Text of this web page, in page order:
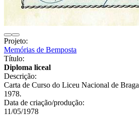
Projeto:
Memórias de Bemposta
Título:
Diploma liceal
Descrição:
Carta de Curso do Liceu Nacional de
1978.
Data de criação/produção:
11/05/1978